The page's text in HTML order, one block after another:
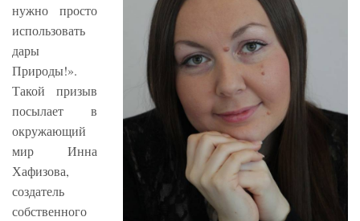
нужно просто
использовать
дары
Природы!».
Такой призыв
посылает в
окружающий
мир Инна
Хафизова,
создатель
собственного